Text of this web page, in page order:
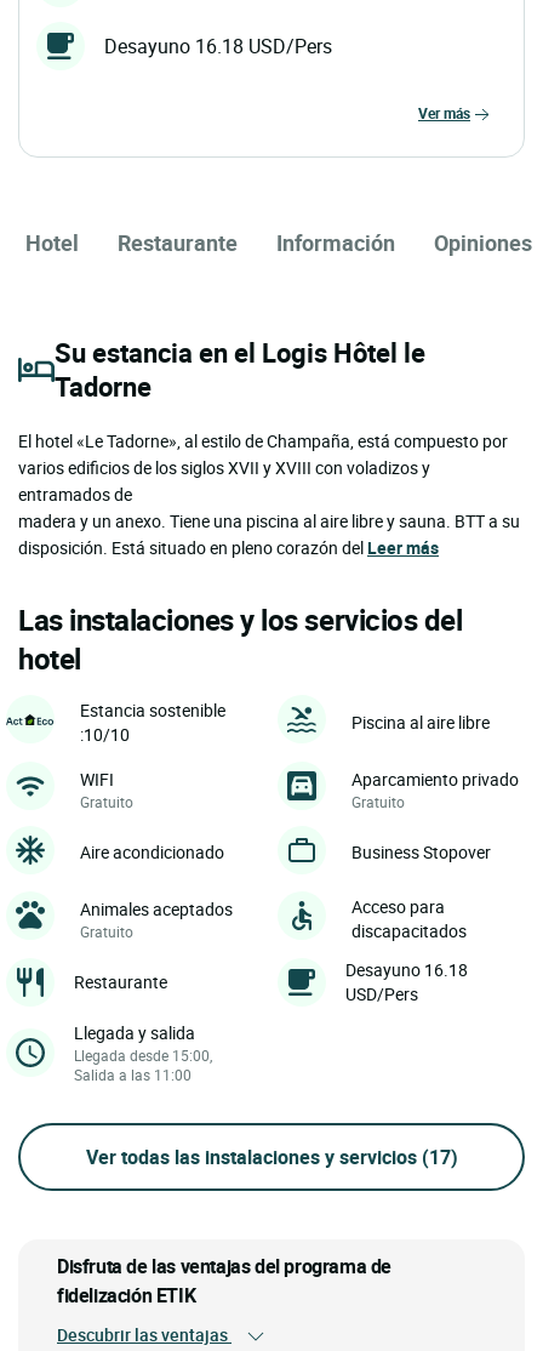
Desayuno 16.18 USD/Pers
ver más
Hotel Restaurante Información Opiniones
Su estancia en el Logis Hôtel le
Tadorne
El hotel «Le Tadorne», al estilo de Champaña, está compuesto por
varios edificios de los siglos XVII y XVIII con voladizos y
entramados de
madera y un anexo. Tiene una piscina al aire libre y sauna. BTT a su
disposición. Está situado en pleno corazón delLeer más
Las instalaciones y los servicios del
hotel
Estancia sostenible
:10/10
Piscina al aire libre
WIFI
Gratuito
Aparcamiento privado
Gratuito
Aire acondicionado Business Stopover
Animales aceptados
Gratuito
Acceso para
discapacitados
Restaurante
Desayuno 16.18
USD/Pers
Llegada y salida
Llegada desde 15:00,
Salida a las 11:00
Ver todas las instalaciones y servicios (17)
Disfruta de las ventajas del programa de
fidelización ETIK
Descubrir las ventajas